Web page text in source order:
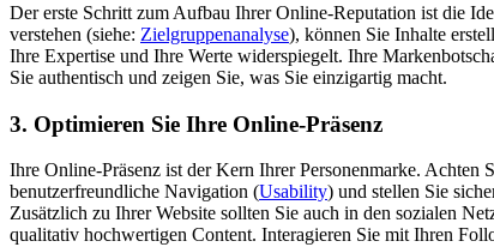
Der erste Schritt zum Aufbau Ihrer Online-Reputation ist die
verstehen (siehe: Zielgruppenanalyse), können Sie Inhalte
Ihre Expertise und Ihre Werte widerspiegelt. Ihre
Sie authentisch und zeigen Sie, was Sie einzigartig macht.
3. Optimieren Sie Ihre Online-Präsenz
Ihre Online-Präsenz ist der Kern Ihrer Personenmarke. Achten
benutzerfreundliche Navigation (Usability) und stellen Sie
Zusätzlich zu Ihrer Website sollten Sie auch in den sozialen
qualitativ hochwertigen Content. Interagieren Sie mit Ihren